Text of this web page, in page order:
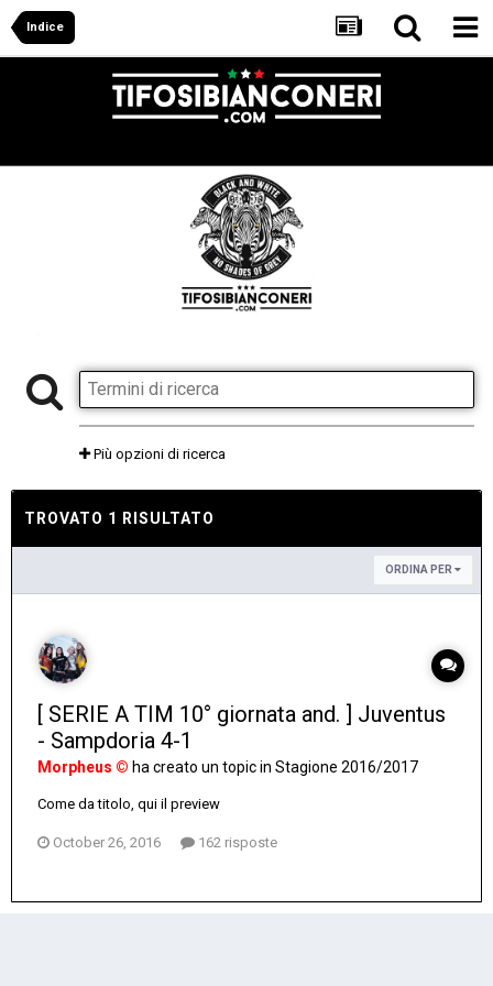
Indice
Più opzioni di ricerca
TROVATO 1 RISULTATO
ORDINA PER
[ SERIE A TIM 10° giornata and. ] Juventus
- Sampdoria 4-1
Morpheus © ha creato un topic in Stagione 2016/2017
Come da titolo, qui il preview
October 26, 2016 162 risposte